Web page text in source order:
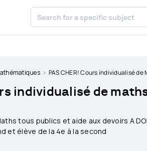
PAS CHER! Cours individualisé de Maths tous
individualisé de
tous publics et aide aux devoirs A
et élève de la 4e à la second